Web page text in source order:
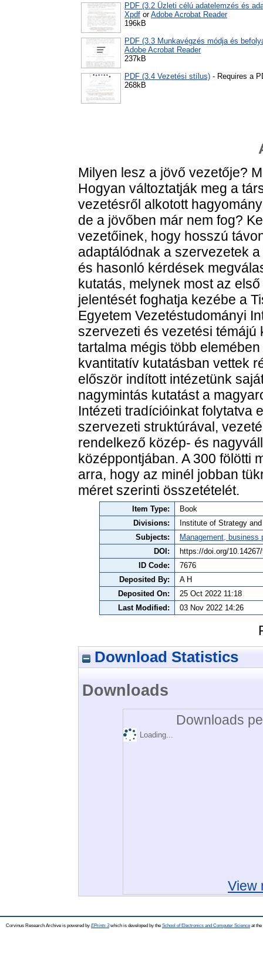
PDF (3.2 Üzleti célú adatelemzés és
Xpdf orAdobe Acrobat Reader
196kB
PDF (3.3 Munkavégzés módja és
Adobe Acrobat Reader
237kB
PDF (3.4 Vezetési stílus) - Requires a
268kB
Milyen lesz a jövő vezetője?
Hogyan változtatják meg a
vezetésről alkotott
de a jövőben már nem fog?
vezetőinek, hogy hosszú
adaptálódnak a szervezetek
és hasonló kérdések
kutatás, melynek most az
jelentését foghatja kezébe a
Egyetem Vezetéstudományi
szervezeti és vezetési témájú
tartalma mégis több
kvantitatív kutatásban vettek
először indított intézetünk
nagymintás kutatást a
Intézeti tradícióinkat folytatva
szervezeti struktúrával,
rendelkező közép- és
középpontjában. A 300 fölötti
arra, hogy az minél jobban
méret szerinti összetételét.
Item Type:
Book
Divisions:
Institute of Strategy
Subjects:
Management,
DOI:
https://doi.org/
ID Code:
7676
Deposited By:
A H
Deposited On:
25 Oct 2022 11:18
Last Modified:
03 Nov 2022 14:26
Download Statistics
Downloads
Downloads
Loading...
View
Corvinus Research Archive is powered by EPrints 3which is developed by the School of Electronics and Computer Science at